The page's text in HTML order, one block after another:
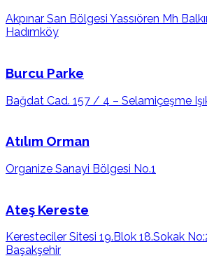
Akpınar San Bölgesi Yassıören Mh
Hadımköy
Burcu Parke
Bağdat Cad. 157 / 4 – Selamiçeşme
Atılım Orman
Organize Sanayi Bölgesi No.1
Ateş Kereste
Keresteciler Sitesi 19.Blok 18.Sokak
Başakşehir